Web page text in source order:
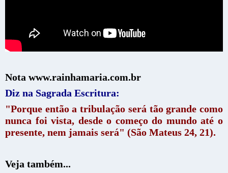
Nota www.rainhamaria.com.br
Diz na Sagrada Escritura:
"Porque então a tribulação será tão grande como
nunca foi vista, desde o começo do mundo até o
presente, nem jamais será" (São Mateus 24, 21).
Veja também...